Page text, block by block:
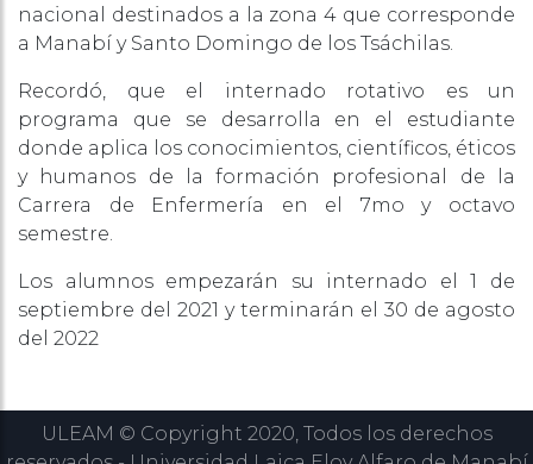
nacional destinados a la zona 4 que corresponde
a Manabí y Santo Domingo de los Tsáchilas.
Recordó, que el internado rotativo es un
programa que se desarrolla en el estudiante
donde aplica los conocimientos, científicos, éticos
y humanos de la formación profesional de la
Carrera de Enfermería en el 7mo y octavo
semestre.
Los alumnos empezarán su internado el 1 de
septiembre del 2021 y terminarán el 30 de agosto
del 2022
ULEAM © Copyright 2020, Todos los derechos